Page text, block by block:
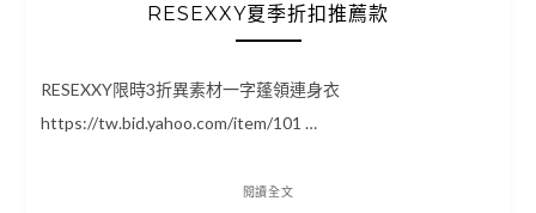
RESEXXY夏季折扣推薦款
RESEXXY限時3折異素材一字蓬領連身衣
https://tw.bid.yahoo.com/item/101 …
閱讀全文